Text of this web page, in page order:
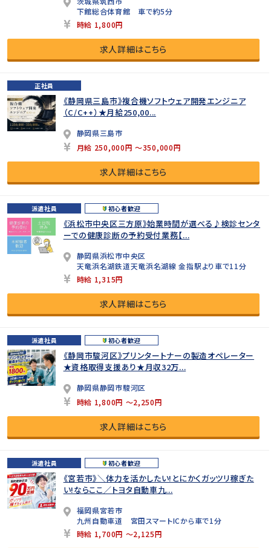
下館総合体育館 車で約5分
時給 1,800円
求人詳細はこちら
正社員
《静岡県三島市》複合機ソフトウェア開発エンジニア
（C/C++）★月給250,00...
静岡県三島市
月給 250,000円 ～350,000円
求人詳細はこちら
派遣社員 初心者歓迎
《浜松市中央区三方原》始業時間が選べる♪検診センタ
ーでの健康診断の予約受付業務【...
静岡県浜松市中央区
天竜浜名湖鉄道天竜浜名湖線 金指駅より車で11分
時給 1,315円
求人詳細はこちら
派遣社員 初心者歓迎
《静岡市駿河区》プリンタートナーの製造オペレーター
★資格取得支援あり★月収32万...
静岡県静岡市駿河区
時給 1,800円 ～2,250円
求人詳細はこちら
派遣社員 初心者歓迎
《宮若市》＼体力を活かしたい!とにかくガッツリ稼ぎた
い!ならここ／トヨタ自動車九...
福岡県宮若市
九州自動車道 宮田スマートICから車で1分
時給 1,700円 ～2,125円